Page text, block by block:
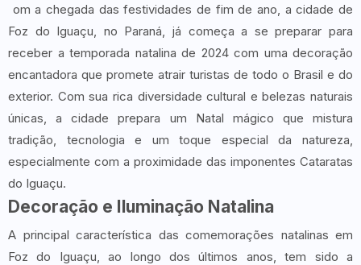
om a chegada das festividades de fim de ano, a cidade de
Foz do Iguaçu, no Paraná, já começa a se preparar para
receber a temporada natalina de 2024 com uma decoração
encantadora que promete atrair turistas de todo o Brasil e do
exterior. Com sua rica diversidade cultural e belezas naturais
únicas, a cidade prepara um Natal mágico que mistura
tradição, tecnologia e um toque especial da natureza,
especialmente com a proximidade das imponentes Cataratas
do Iguaçu.
Decoração e Iluminação Natalina
A principal característica das comemorações natalinas em
Foz do Iguaçu, ao longo dos últimos anos, tem sido a